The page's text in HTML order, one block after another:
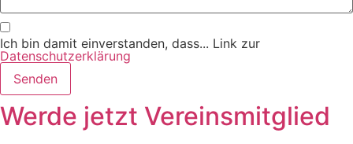
Ich bin damit einverstanden, dass... Link zur
Datenschutzerklärung
Senden
Werde jetzt Vereinsmitglied